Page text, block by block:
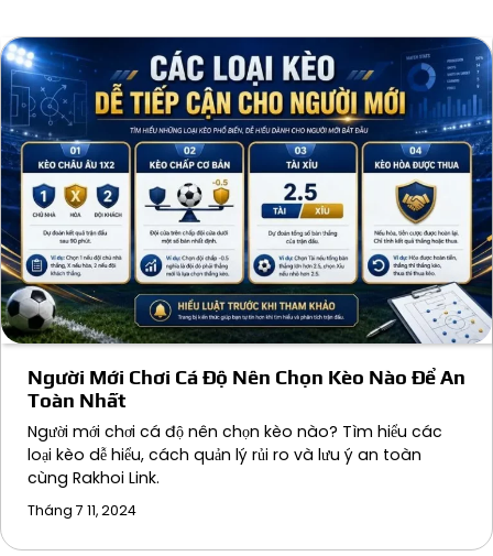
Người Mới Chơi Cá Độ Nên Chọn Kèo Nào Để An
Toàn Nhất
Người mới chơi cá độ nên chọn kèo nào? Tìm hiểu các
loại kèo dễ hiểu, cách quản lý rủi ro và lưu ý an toàn
cùng Rakhoi Link.
Tháng 7 11, 2024